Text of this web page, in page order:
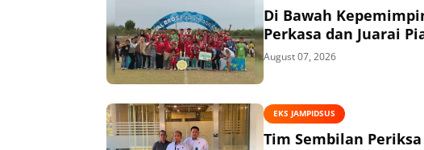
Di Bawah
Perkasa dan Juarai
August 07, 2026
EKS JAMPIDSUS
Tim Sembilan Periksa 9 Orang